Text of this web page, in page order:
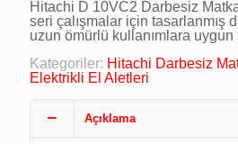
Hitachi D 10VC2 Darbesiz
seri çalışmalar için tasarlanmış
uzun ömürlü kullanımlara uygun
Kategoriler: Hitachi Darbesiz
Elektrikli El Aletleri
Açıklama